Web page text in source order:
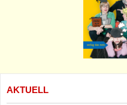
AKTUELL